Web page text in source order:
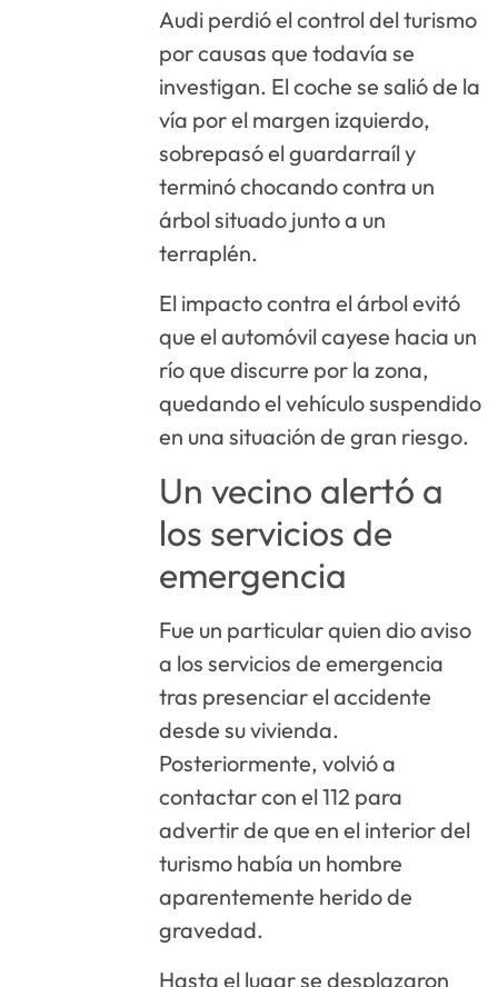
Audi perdió el control del turismo
por causas que todavía se
investigan. El coche se salió de la
vía por el margen izquierdo,
sobrepasó el guardarraíl y
terminó chocando contra un
árbol situado junto a un
terraplén.
El impacto contra el árbol evitó
que el automóvil cayese hacia un
río que discurre por la zona,
quedando el vehículo suspendido
en una situación de gran riesgo.
Un vecino alertó a
los servicios de
emergencia
Fue un particular quien dio aviso
a los servicios de emergencia
tras presenciar el accidente
desde su vivienda.
Posteriormente, volvió a
contactar con el 112 para
advertir de que en el interior del
turismo había un hombre
aparentemente herido de
gravedad.
Hasta el lugar se desplazaron